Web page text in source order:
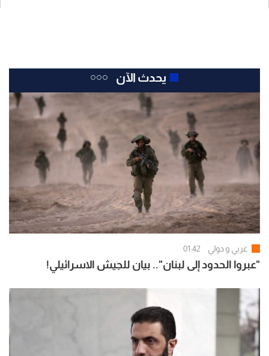
يحدث الآن
عربي و دولي 01:42
"عبروا الحدود إلى لبنان".. بيان للجيش الاسرائيلي!